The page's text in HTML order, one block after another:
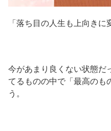
「落ち目の人生も上向きに
今があまり良くない状態だ
てるものの中で「最高のも
う。